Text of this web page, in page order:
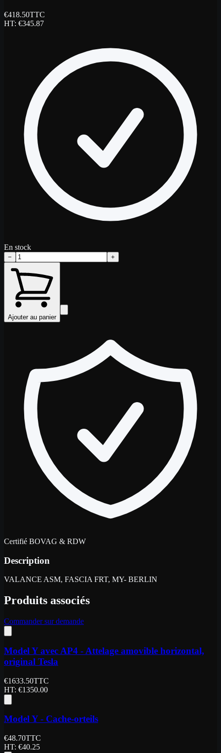
€418.50TTC
HT: €345.87
En stock
− +
Ajouter au panier
Certifié BOVAG & RDW
Description
VALANCE ASM, FASCIA FRT, MY- BERLIN
Produits associés
Commander sur demande
Model Y avec AP4 - Attelage amovible horizontal,
original Tesla
€1633.50TTC
HT: €1350.00
Model Y - Cache-orteils
€48.70TTC
HT: €40.25